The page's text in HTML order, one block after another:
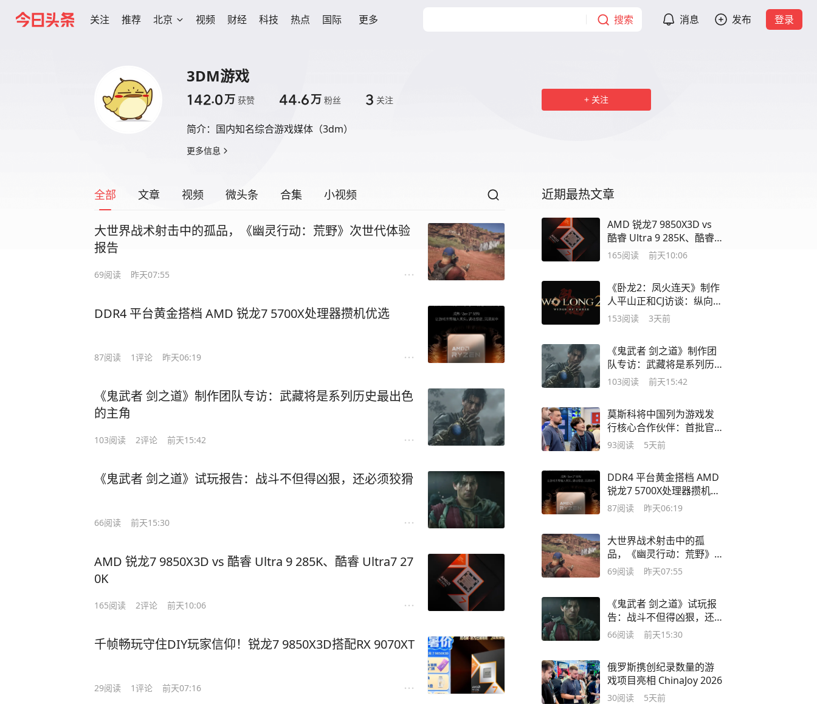
关注 推荐 北京 视频 财经 科技 热点 国际 更多 搜索 消息 发布 登录
3DM游戏
142.0万 获赞 44.6万 粉丝 3 关注
简介： 国内知名综合游戏媒体（3dm）
更多信息
关注
全部 文章 视频 微头条 合集 小视频
大世界战术射击中的孤品，《幽灵行动：荒野》次世代体验
报告
69阅读 昨天07:55
DDR4 平台黄金搭档 AMD 锐龙7 5700X处理器攒机优选
87阅读 1评论 昨天06:19
《鬼武者 剑之道》制作团队专访：武藏将是系列历史最出色
的主角
103阅读 2评论 前天15:42
《鬼武者 剑之道》试玩报告：战斗不但得凶狠，还必须狡猾
66阅读 前天15:30
AMD 锐龙7 9850X3D vs 酷睿 Ultra 9 285K、酷睿 Ultra7 27
0K
165阅读 2评论 前天10:06
千帧畅玩守住DIY玩家信仰！锐龙7 9850X3D搭配RX 9070XT
29阅读 1评论 前天07:16
近期最热文章
AMD 锐龙7 9850X3D vs
酷睿 Ultra 9 285K、酷睿
Ultra7 270K
165阅读 前天10:06
《卧龙2：凤火连天》制作
人平山正和CJ访谈：纵向深
化
153阅读 3天前
《鬼武者 剑之道》制作团
队专访：武藏将是系列历
史最出色的主角
103阅读 前天15:42
莫斯科将中国列为游戏发
行核心合作伙伴：首批官
方大作年内登陆
93阅读 5天前
DDR4 平台黄金搭档 AMD
锐龙7 5700X处理器攒机优
选
87阅读 昨天06:19
大世界战术射击中的孤
品，《幽灵行动：荒野》
次世代体验报告
69阅读 昨天07:55
《鬼武者 剑之道》试玩报
告：战斗不但得凶狠，还
必须狡猾
66阅读 前天15:30
俄罗斯携创纪录数量的游
戏项目亮相 ChinaJoy 2026
30阅读 5天前